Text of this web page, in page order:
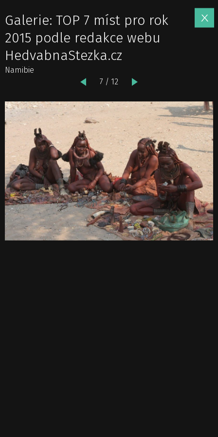
Galerie: TOP 7 míst pro rok
2015 podle redakce webu
HedvabnaStezka.cz
Namibie
7 / 12